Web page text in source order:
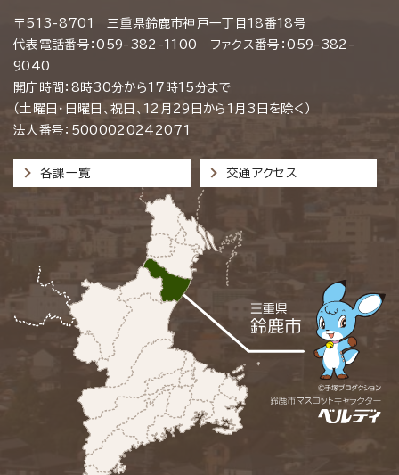
〒513-8701 三重県鈴鹿市神戸一丁目18番18号
代表電話番号：059-382-1100 ファクス番号：059-382-
9040
開庁時間：8時30分から17時15分まで
（土曜日・日曜日、祝日、12月29日から1月3日を除く）
法人番号：5000020242071
各課一覧 交通アクセス